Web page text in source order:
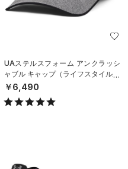
UAステルスフォーム アンクラッシ
ャブル キャップ（ライフスタイル/U
NISEX）
￥6,490